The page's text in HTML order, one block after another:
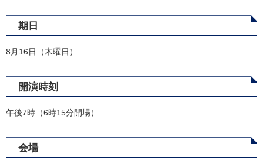
期日
8月16日（木曜日）
開演時刻
午後7時（6時15分開場）
会場